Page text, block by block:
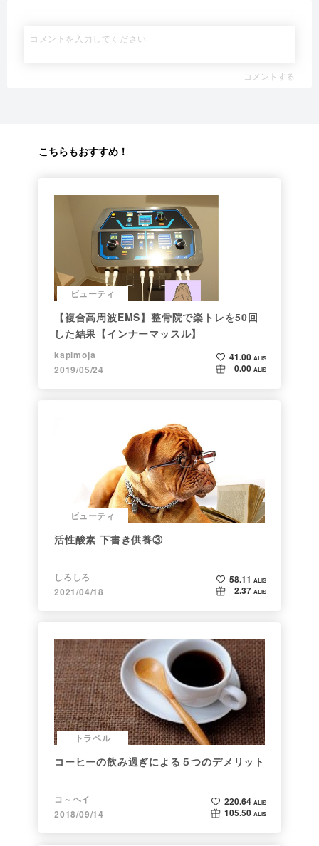
コメントする
こちらもおすすめ！
ビューティ
【複合高周波EMS】整骨院で楽トレを50回
した結果【インナーマッスル】
kapimoja
2019/05/24
41.00 ALIS
0.00 ALIS
ビューティ
活性酸素 下書き供養③
しろしろ
2021/04/18
58.11 ALIS
2.37 ALIS
トラベル
コーヒーの飲み過ぎによる５つのデメリット
コ～ヘイ
2018/09/14
220.64 ALIS
105.50 ALIS